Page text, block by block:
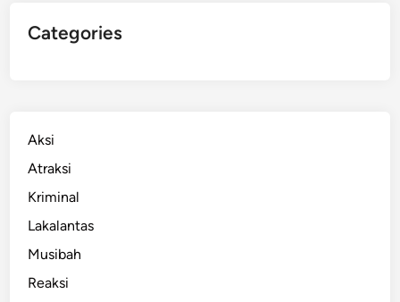
Categories
Aksi
Atraksi
Kriminal
Lakalantas
Musibah
Reaksi